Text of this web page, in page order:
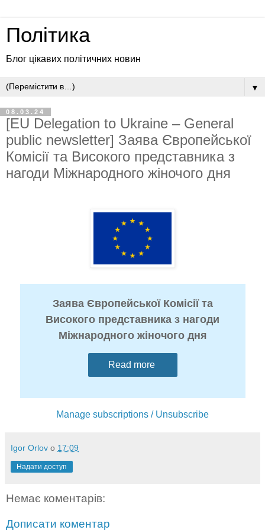
Політика
Блог цікавих політичних новин
▼
08.03.24
[EU Delegation to Ukraine – General
public newsletter] Заява Європейської
Комісії та Високого представника з
нагоди Міжнародного жіночого дня
Заява Європейської Комісії та
Високого представника з нагоди
Міжнародного жіночого дня
Read more
Manage subscriptions / Unsubscribe
Igor Orlov о 17:09
Надати доступ
Немає коментарів:
Дописати коментар